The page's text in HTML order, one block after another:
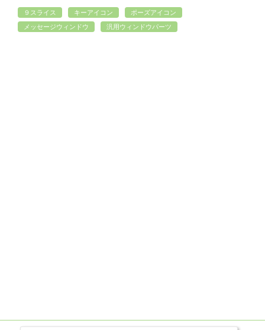
９スライス キーアイコン
ポーズアイコン
メッセージウィンドウ
汎用ウィンドウパーツ